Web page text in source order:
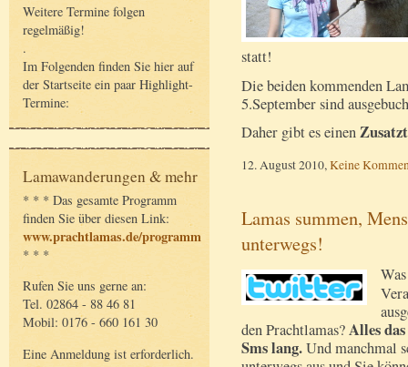
Weitere Termine folgen
regelmäßig!
.
Im Folgenden finden Sie hier auf
der Startseite ein paar Highlight-
Termine:
Lamawanderungen & mehr
* * * Das gesamte Programm
finden Sie über diesen Link:
www.prachtlamas.de/programm
* * *
Rufen Sie uns gerne an:
Tel. 02864 - 88 46 81
Mobil: 0176 - 660 161 30
Eine Anmeldung ist erforderlich.
statt!
Die beiden kommenden
5.September sind
Daher gibt es einen
12. August 2010,Keine
Lamas summen,
unterwegs!
den Prachtlamas?Alles
Sms lang.Und manchmal